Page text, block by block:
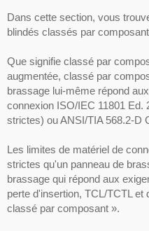
Dans cette section, vous
blindés classés par
Que signifie classé par
augmentée, classé par
brassage lui-même répond
connexion ISO/IEC 11801 Ed.
strictes) ou ANSI/TIA 568.2-D
Les limites de matériel de
strictes qu'un panneau de
brassage qui répond aux
perte d'insertion, TCL/TCTL et
classé par composant ».